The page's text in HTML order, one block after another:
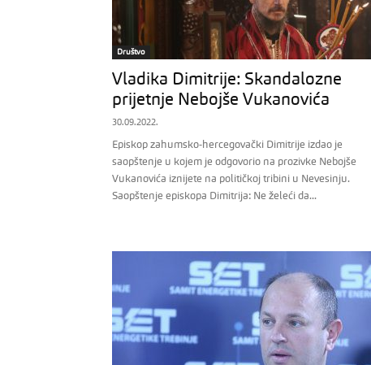
Društvo
Vladika Dimitrije: Skandalozne
prijetnje Nebojše Vukanovića
30.09.2022.
Episkop zahumsko-hercegovački Dimitrije izdao je
saopštenje u kojem je odgovorio na prozivke Nebojše
Vukanovića iznijete na političkoj tribini u Nevesinju.
Saopštenje episkopa Dimitrija: Ne želeći da...